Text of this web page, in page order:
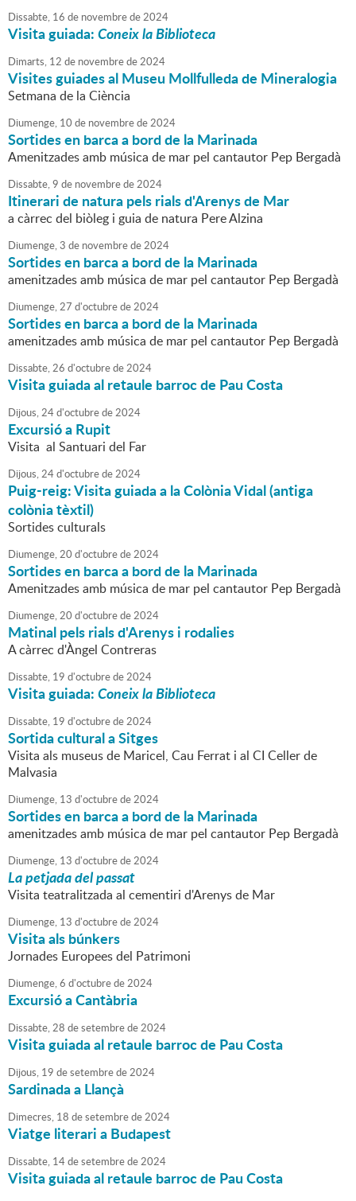
Dissabte, 16 de novembrede2024
Visita guiada:Coneix la Biblioteca
Dimarts, 12 de novembrede2024
Visites guiades al Museu Mollfulleda de Mineralogia
Setmana de la Ciència
Diumenge, 10 de novembrede2024
Sortides en barca a bord de la Marinada
Amenitzades amb música de mar pel cantautor Pep Bergadà
Dissabte,9 de novembrede2024
Itinerari de natura pels rials d'Arenys de Mar
a càrrec del biòleg i guia de natura Pere Alzina
Diumenge,3 de novembrede2024
Sortides en barca a bord de la Marinada
amenitzades amb música de mar pel cantautor Pep Bergadà
Diumenge,27 d'octubrede2024
Sortides en barca a bord de la Marinada
amenitzades amb música de mar pel cantautor Pep Bergadà
Dissabte,26 d'octubrede2024
Visita guiada al retaule barroc de Pau Costa
Dijous,24d'octubrede2024
Excursió a Rupit
Visita al Santuari del Far
Dijous,24d'octubrede2024
Puig-reig: Visita guiada a la Colònia Vidal (antiga
colònia tèxtil)
Sortides culturals
Diumenge,20 d'octubrede2024
Sortides en barca a bord de la Marinada
Amenitzades amb música de mar pel cantautor Pep Bergadà
Diumenge,20 d'octubrede2024
Matinal pels rials d'Arenys i rodalies
A càrrec d'Àngel Contreras
Dissabte, 19 d'octubrede2024
Visita guiada:Coneix la Biblioteca
Dissabte, 19 d'octubrede2024
Sortida cultural a Sitges
Visita als museus de Maricel, Cau Ferrat i al CI Celler de
Malvasia
Diumenge, 13 d'octubrede2024
Sortides en barca a bord de la Marinada
amenitzades amb música de mar pel cantautor Pep Bergadà
Diumenge, 13 d'octubrede2024
La petjada del passat
Visita teatralitzada al cementiri d'Arenys de Mar
Diumenge, 13 d'octubrede2024
Visita als búnkers
Jornades Europees del Patrimoni
Diumenge,6 d'octubrede2024
Excursió a Cantàbria
Dissabte,28 desetembrede2024
Visita guiada al retaule barroc de Pau Costa
Dijous, 19 desetembrede2024
Sardinada a Llançà
Dimecres, 18 desetembrede2024
Viatge literari a Budapest
Dissabte, 14desetembrede2024
Visita guiada al retaule barroc de Pau Costa